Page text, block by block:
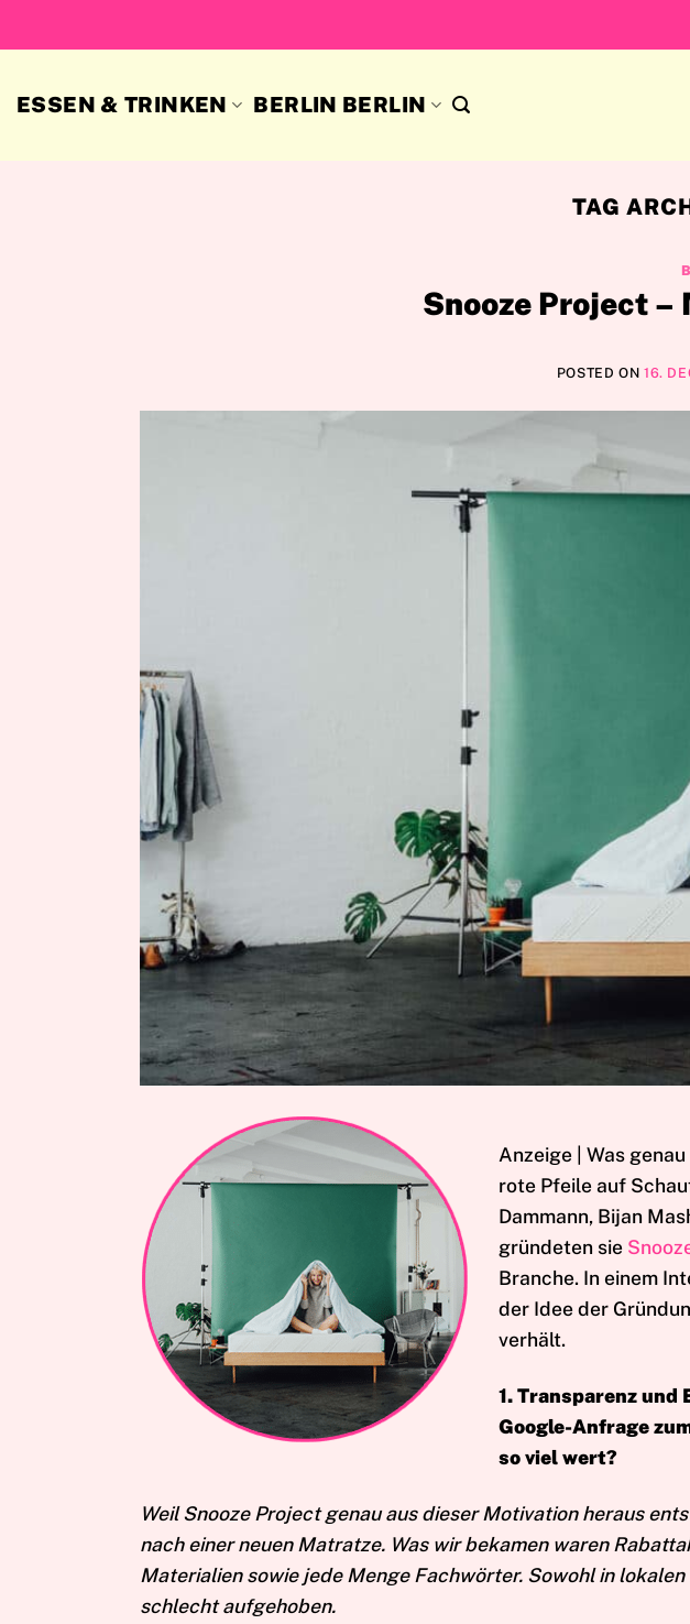
to
ESSEN & TRINKEN BERLIN BERLIN
TAG
Snooze Project
POSTED ON 16.
Anzeige | Was
rote Pfeile auf
Dammann, Bijan
gründeten sie
Branche. In einem
der Idee der
verhält.
1. Transparenz
Google-Anfrage
so viel wert?
Weil Snooze Project genau aus dieser Motivation heraus
nach einer neuen Matratze. Was wir bekamen waren
Materialien sowie jede Menge Fachwörter. Sowohl in
schlecht aufgehoben.